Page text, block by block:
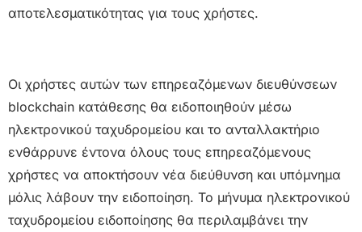
αποτελεσματικότητας για τους χρήστες.
Οι χρήστες αυτών των επηρεαζόμενων διευθύνσεων
blockchain κατάθεσης θα ειδοποιηθούν μέσω
ηλεκτρονικού ταχυδρομείου και το ανταλλακτήριο
ενθάρρυνε έντονα όλους τους επηρεαζόμενους
χρήστες να αποκτήσουν νέα διεύθυνση και υπόμνημα
μόλις λάβουν την ειδοποίηση. Το μήνυμα ηλεκτρονικού
ταχυδρομείου ειδοποίησης θα περιλαμβάνει την